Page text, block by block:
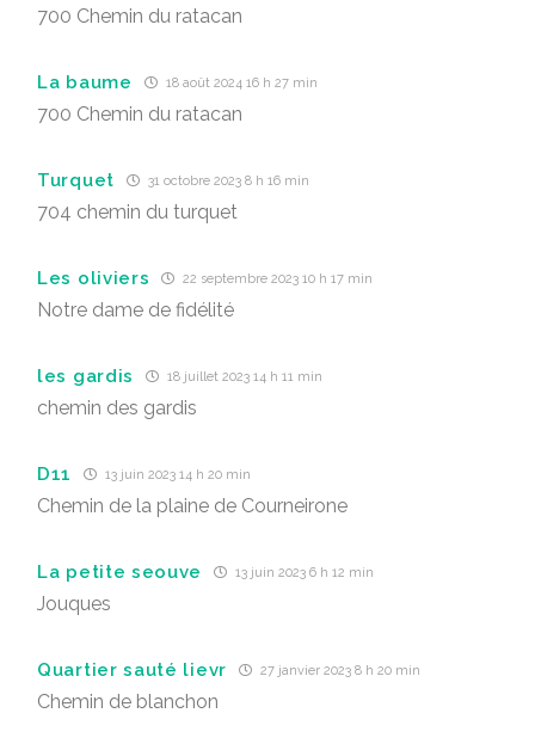
700 Chemin du ratacan
La baume 18 août 2024 16 h 27 min
700 Chemin du ratacan
Turquet 31 octobre 2023 8 h 16 min
704 chemin du turquet
Les oliviers 22 septembre 2023 10 h 17 min
Notre dame de fidélité
les gardis 18 juillet 2023 14 h 11 min
chemin des gardis
D11 13 juin 2023 14 h 20 min
Chemin de la plaine de Courneirone
La petite seouve 13 juin 2023 6 h 12 min
Jouques
Quartier sauté lievr 27 janvier 2023 8 h 20 min
Chemin de blanchon